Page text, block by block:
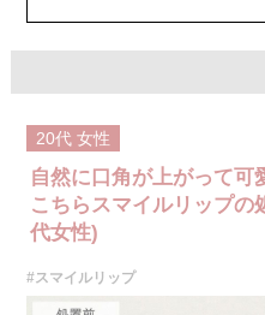
オプション：表面麻酔 3,300円(税込
20代 女性
自然に口角が上がって可
こちらスマイルリップの
代女性)
#スマイルリップ